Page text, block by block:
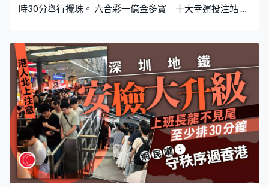
時30分舉行攪珠。 六合彩一億金多寶｜十大幸運投注站 根
累積售出頭獎獎券總數推高至48張，打破中環士丹利街店
長達32年的紀錄，登上「最幸運」投注站第一位。 觀乎近
6年紀錄，中環士丹利街投注站均未再錄得中頭獎紀錄，目
前以總數47張排第二位。其次是荃灣青山道、尖沙咀漢口
道及上環干諾道西的投注站，總數均為41張。 六合彩一億
金多寶｜號碼攪出次數統計 根據賽馬會攪珠結果統計結果
顯示，攪出次數最多的6個號碼分別是30、49、24、22、
13、28，均超過500次。而最「冷門」的號碼分別為19、
41、23、25、43、5，均少於460次。 至於近十期攪出最
多的分別是5、7、17、18、19及26；而4、6、8、9、